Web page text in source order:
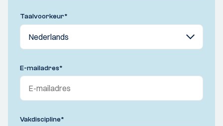
Taalvoorkeur*
E-mailadres*
Vakdiscipline*